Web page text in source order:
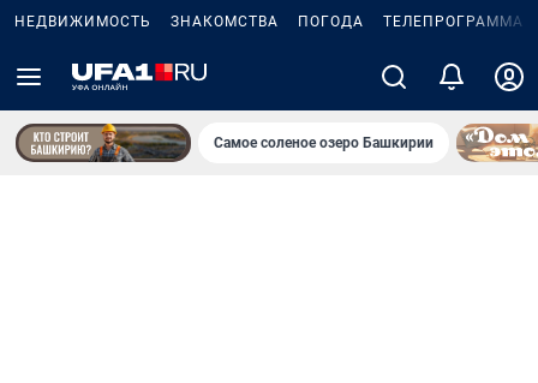
НЕДВИЖИМОСТЬ ЗНАКОМСТВА ПОГОДА ТЕЛЕПРОГРАММА
Самое соленое озеро Башкирии